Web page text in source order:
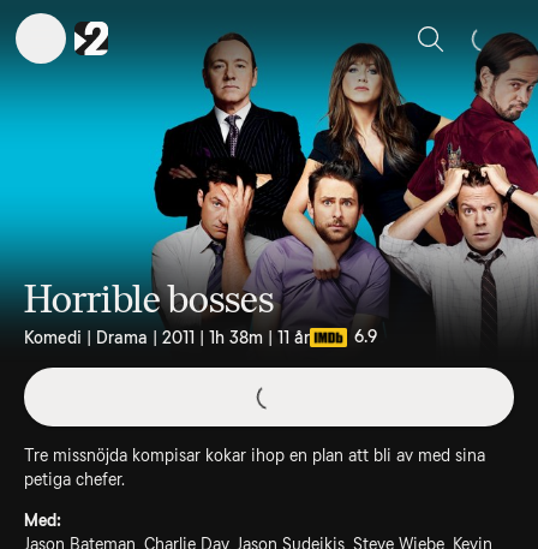
Sök
Horrible bosses
Komedi | Drama | 2011 | 1h 38m | 11 år 6.9
Tre missnöjda kompisar kokar ihop en plan att bli av med sina
petiga chefer.
Med:
Jason Bateman, Charlie Day, Jason Sudeikis, Steve Wiebe, Kevin